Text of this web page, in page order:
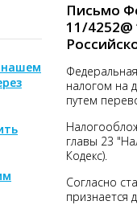
нашем
Письмо
11/
налогом на
путем
главы 23
Кодекс).
Согласно
признается